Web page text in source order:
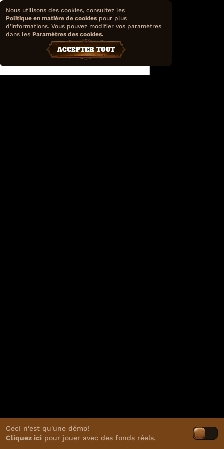
Ceci n'est qu'une démo!
Cliquez ici pour jouer avec des fonds réels.
Nous utilisons des cookies, consultez les
Politique en matière de cookies pour plus
d'informations. Vous pouvez modifier vos paramètres
dans les Paramètres des cookies.
ACCEPTER TOUT